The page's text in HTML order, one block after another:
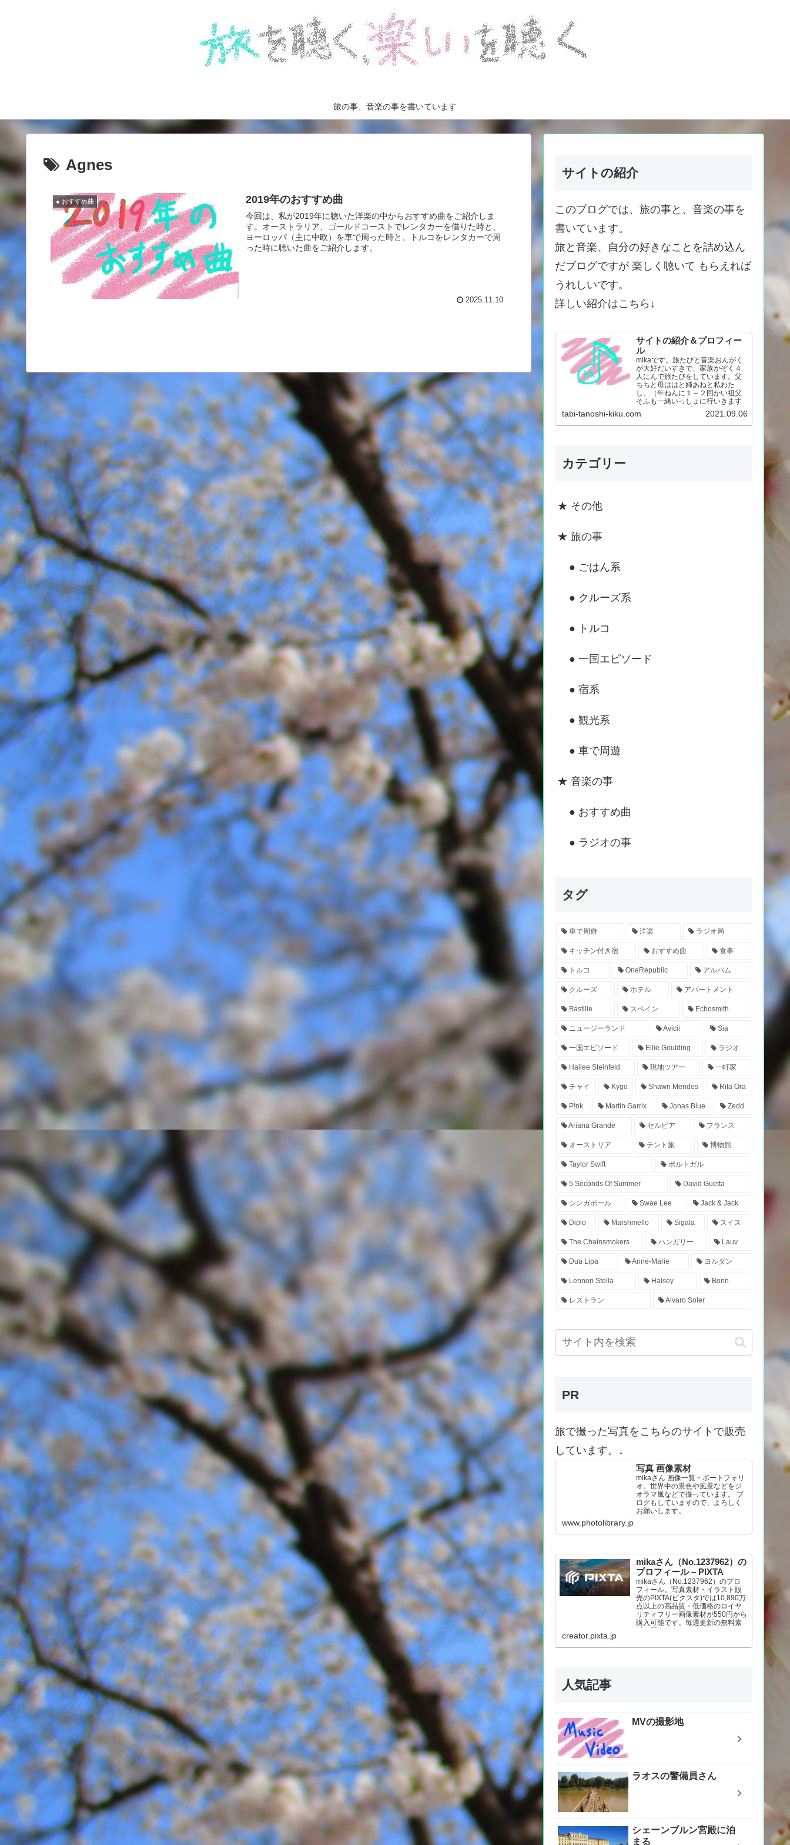
旅の事、音楽の事を書いています
Agnes
● おすすめ曲 2019年のおすすめ曲
今回は、私が2019年に聴いた洋楽の中からおすすめ曲をご紹介しま
す。オーストラリア、ゴールドコーストでレンタカーを借りた時と、
ヨーロッパ（主に中欧）を車で周った時と、トルコをレンタカーで周
った時に聴いた曲をご紹介します。
2025.11.10
サイトの紹介
このブログでは、旅の事と、音楽の事を
書いています。
旅と音楽、自分の好きなことを詰め込ん
だブログですが 楽しく聴いて もらえれば
うれしいです。
詳しい紹介はこちら↓
サイトの紹介＆プロフィー
ル
mikaです。旅たびと音楽おんがく
が大好だいすきで、家族かぞく４
人にんで旅たびをしています。父
ちちと母ははと姉あねと私わた
し。（年ねんに１～２回かい祖父
そふも一緒いっしょに行いきます
が。） キャンプの旅たび…
tabi-tanoshi-kiku.com 2021.09.06
カテゴリー
★ その他
★ 旅の事
● ごはん系
● クルーズ系
● トルコ
● 一国エピソード
● 宿系
● 観光系
● 車で周遊
★ 音楽の事
● おすすめ曲
● ラジオの事
タグ
車で周遊 洋楽 ラジオ局
キッチン付き宿 おすすめ曲 食事
トルコ OneRepublic アルバム
クルーズ ホテル アパートメント
Bastille スペイン Echosmith
ニュージーランド Avicii Sia
一国エピソード Ellie Goulding ラジオ
Hailee Steinfeld 現地ツアー 一軒家
チャイ Kygo Shawn Mendes Rita Ora
P!nk Martin Garrix Jonas Blue Zedd
Ariana Grande セルビア フランス
オーストリア テント旅 博物館
Taylor Swift ポルトガル
5 Seconds Of Summer David Guetta
シンガポール Swae Lee Jack & Jack
Diplo Marshmello Sigala スイス
The Chainsmokers ハンガリー Lauv
Dua Lipa Anne-Marie ヨルダン
Lennon Stella Halsey Bonn
レストラン Alvaro Soler
PR
旅で撮った写真をこちらのサイトで販売
しています。↓
写真 画像素材
mikaさん 画像一覧・ポートフォリ
オ。世界中の景色や風景などをジ
オラマ風などで撮っています。 ブ
ログもしていますので、よろしく
お願いします。
www.photolibrary.jp
mikaさん（No.1237962）の
プロフィール – PIXTA
mikaさん（No.1237962）のプロ
フィール。写真素材・イラスト販
売のPIXTA(ピクスタ)では10,890万
点以上の高品質・低価格のロイヤ
リティフリー画像素材が550円から
購入可能です。毎週更新の無料素
creator.pixta.jp
人気記事
MVの撮影地
ラオスの警備員さん
シェーンブルン宮殿に泊
まる